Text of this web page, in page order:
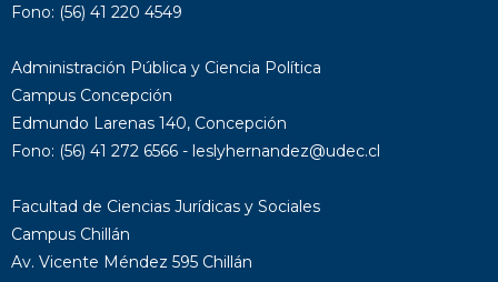
Fono: (56) 41 220 4549
Administración Pública y Ciencia Política
Campus Concepción
Edmundo Larenas 140, Concepción
Fono: (56) 41 272 6566 - leslyhernandez@udec.cl
Facultad de Ciencias Jurídicas y Sociales
Campus Chillán
Av. Vicente Méndez 595 Chillán